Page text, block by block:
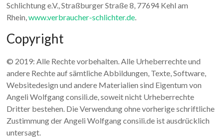
Schlichtung e.V., Straßburger Straße 8, 77694 Kehl am
Rhein,www.verbraucher-schlichter.de.
Copyright
© 2019: Alle Rechte vorbehalten. Alle Urheberrechte und
andere Rechte auf sämtliche Abbildungen, Texte, Software,
Websitedesign und andere Materialien sind Eigentum von
Angeli Wolfgang consili.de, soweit nicht Urheberrechte
Dritter bestehen. Die Verwendung ohne vorherige schriftliche
Zustimmung der Angeli Wolfgang consili.de ist ausdrücklich
untersagt.